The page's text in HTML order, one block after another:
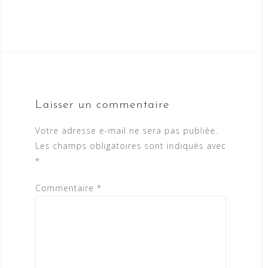
Laisser un commentaire
Votre adresse e-mail ne sera pas publiée.
Les champs obligatoires sont indiqués avec
*
Commentaire *